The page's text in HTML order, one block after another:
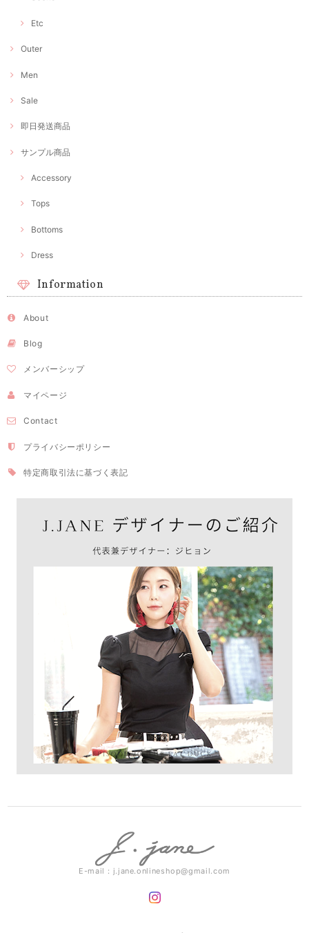
Etc
Outer
Men
Sale
即日発送商品
サンプル商品
Accessory
Tops
Bottoms
Dress
Information
About
Blog
メンバーシップ
マイページ
Contact
プライバシーポリシー
特定商取引法に基づく表記
E-mail： j.jane.onlineshop@gmail.com